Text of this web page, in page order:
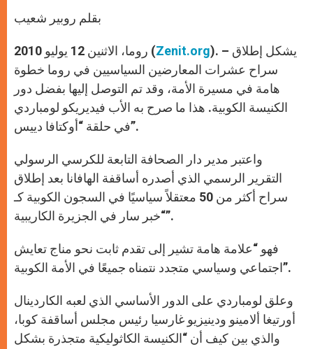
p
p e
o
k
بقلم روبير شعيب
روما، الاثنين 12 يوليو 2010 (Zenit.org). – يشكل إطلاق
سراح عشرات المعارضين السياسيين في روما خطوة
هامة في مسيرة الأمة، وقد تم التوصل إليها بفضل دور
الكنيسة الكوبية. هذا ما صرح به الأب فيديريكو لومباردي
في حلقة “أوكتافا دييس”.
واعتبر مدير دار الصحافة التابعة للكرسي الرسولي
التقرير الرسمي الذي أصدره أساقفة الهافانا بعد إطلاق
سراح أكثر من 50 معتقلاً سياسيًا في السجون الكوبية كـ
“خبر سار في الجزيرة الكاريبية”.
فهو “علامة هامة تشير إلى تقدم ثابت نحو مناج تعايش
اجتماعي وسياسي متجدد نتمناه جميعًا في الأمة الكوبية”.
وعلق لومباردي على الدور الأساسي الذي لعبه الكاردينال
أورتيغا ألامينو ودينيزيو غارسيا رئيس مجلس أساقفة كوبا،
والذي بين كيف أن “الكنيسة الكاثوليكية متجذرة بشكل